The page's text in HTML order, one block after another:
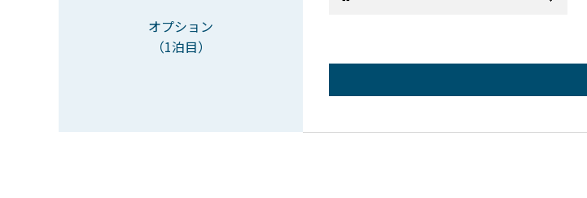
オプション
（1泊目）